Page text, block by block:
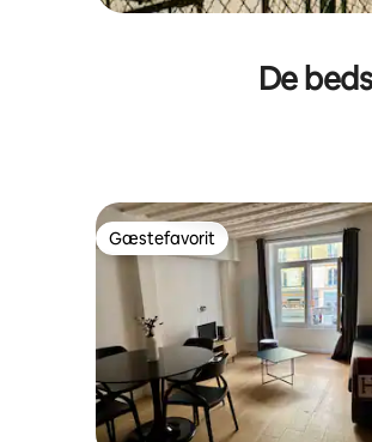
De
Gæstefavorit
Gæstefavorit